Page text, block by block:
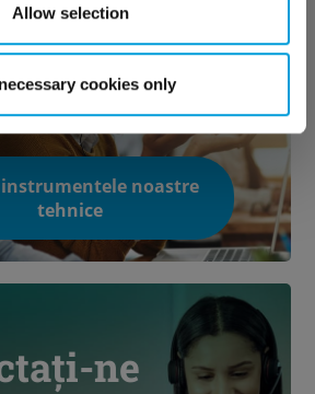
Allow selection
cookies only
tehnic
noastre
tehnice
ne